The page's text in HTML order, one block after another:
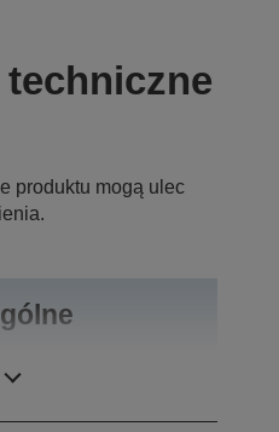
produktu mogą ulec